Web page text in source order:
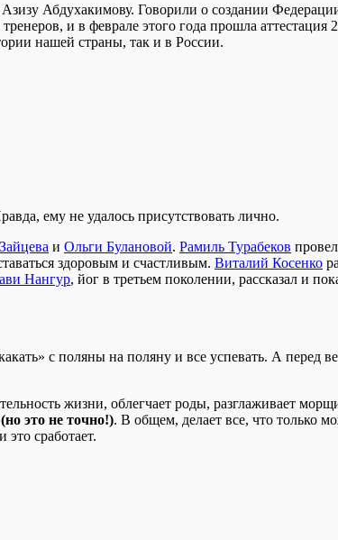
Абдухакимову. Говорили о создании
и в феврале этого года прошла аттестация
нашей страны, так и в России.
ему не удалось присутствовать лично.
и Ольги Булановой. Рамиль Турабеков
здоровым и счастливым. Виталий Косенко
Нангур, йог в третьем поколении, рассказал и
с поляны на поляну и все успевать. А перед
жизни, облегчает роды, разглаживает
(но это не точно!). В общем, делает все, что только
сработает.